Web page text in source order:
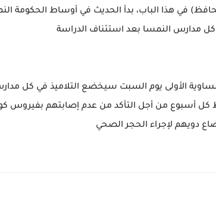
في هذا الباب، بدأ الحديث في أوساط الحكومة
مدارس النمسا بعد استئناف الدراسة
الأولى يوم السبت سيخضع التلاميذ في كل
كل أسبوع من أجل التأكد من عدم إصابتهم بفيروس
دويهم لإجراء الحجر الصحي